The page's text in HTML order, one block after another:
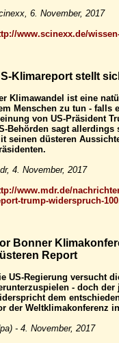
6. November, 2017
www.scinexx.de/
Klimareport stellt
Klimawandel ist eine
Menschen zu tun - falls
von US-Präsident
Behörden sagt
seinen düsteren
4. November, 2017
www.mdr.de/
trump-widerspruch-
Bonner
Report
US-Regierung versucht
- doch
dem
der Weltklimakonferenz
- 4. November, 2017